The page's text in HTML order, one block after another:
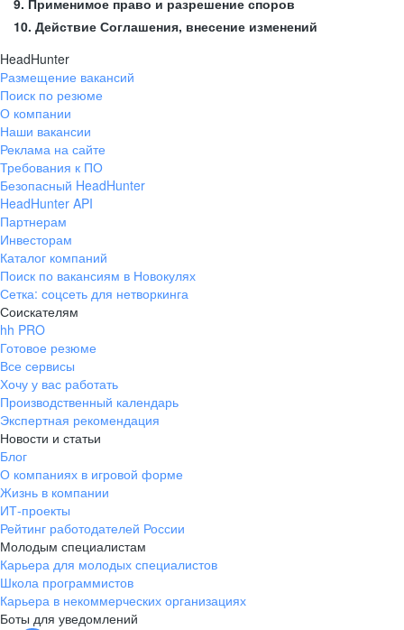
9. Применимое право и разрешение споров
10. Действие Соглашения, внесение изменений
HeadHunter
Размещение вакансий
Поиск по резюме
О компании
Наши вакансии
Реклама на сайте
Требования к ПО
Безопасный HeadHunter
HeadHunter API
Партнерам
Инвесторам
Каталог компаний
Поиск по вакансиям в Новокулях
Сетка: соцсеть для нетворкинга
Соискателям
hh PRO
Готовое резюме
Все сервисы
Хочу у вас работать
Производственный календарь
Экспертная рекомендация
Новости и статьи
Блог
О компаниях в игровой форме
Жизнь в компании
ИТ-проекты
Рейтинг работодателей России
Молодым специалистам
Карьера для молодых специалистов
Школа программистов
Карьера в некоммерческих организациях
Боты для уведомлений